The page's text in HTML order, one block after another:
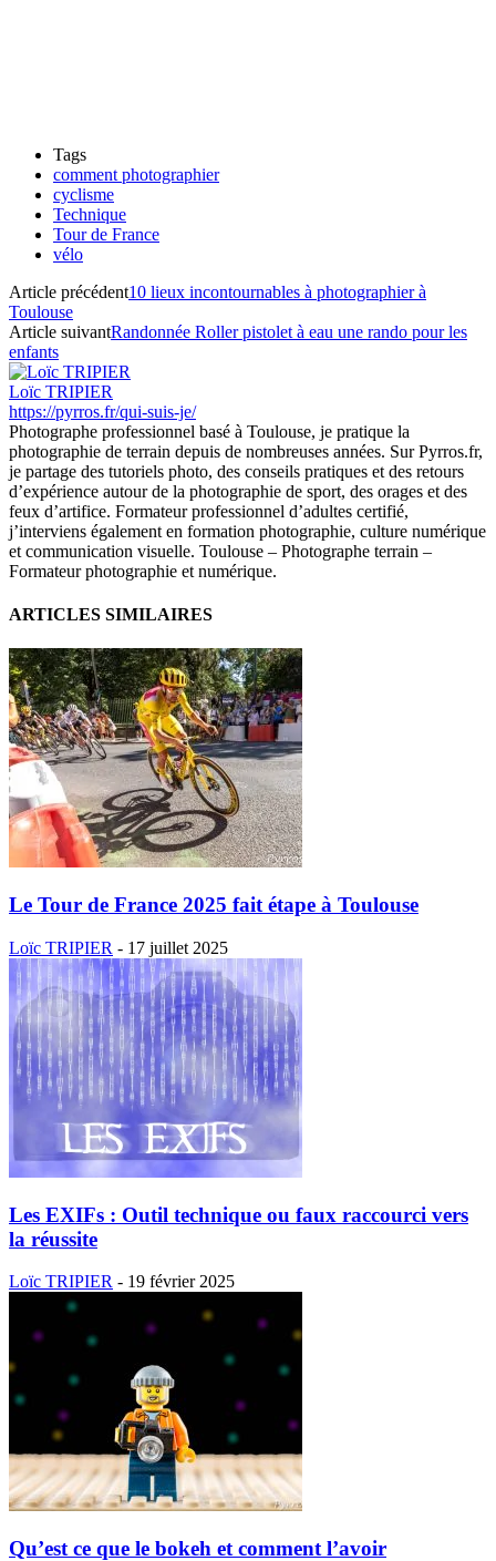
Tags
comment photographier
cyclisme
Technique
Tour de France
vélo
Article précédent10 lieux incontournables à photographier à
Toulouse
Article suivantRandonnée Roller pistolet à eau une rando pour les
enfants
Loïc TRIPIER
https://pyrros.fr/qui-suis-je/
Photographe professionnel basé à Toulouse, je pratique la
photographie de terrain depuis de nombreuses années. Sur Pyrros.fr,
je partage des tutoriels photo, des conseils pratiques et des retours
d’expérience autour de la photographie de sport, des orages et des
feux d’artifice. Formateur professionnel d’adultes certifié,
j’interviens également en formation photographie, culture numérique
et communication visuelle. Toulouse – Photographe terrain –
Formateur photographie et numérique.
ARTICLES SIMILAIRES
Le Tour de France 2025 fait étape à Toulouse
Loïc TRIPIER - 17 juillet 2025
Les EXIFs : Outil technique ou faux raccourci vers
la réussite
Loïc TRIPIER - 19 février 2025
Qu’est ce que le bokeh et comment l’avoir